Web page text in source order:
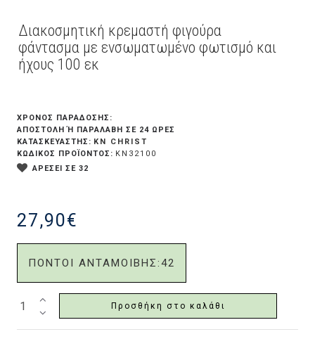
Διακοσμητική κρεμαστή φιγούρα
φάντασμα με ενσωματωμένο φωτισμό και
ήχους 100 εκ
27,90€
ΠΟΝΤΟΙ ΑΝΤΑΜΟΙΒΗΣ:42
ΧΡΟΝΟΣ ΠΑΡΑΔΟΣΗΣ:
ΑΠΟΣΤΟΛΉ Ή ΠΑΡΑΛΑΒΉ ΣΕ 24 ΏΡΕΣ
ΚΑΤΑΣΚΕΥΑΣΤΗΣ: KN CHRIST
ΚΩΔΙΚΟΣ ΠΡΟΪΟΝΤΟΣ: KN32100
ΑΡΕΣΕΙ ΣΕ 32
Προσθήκη στο καλάθι